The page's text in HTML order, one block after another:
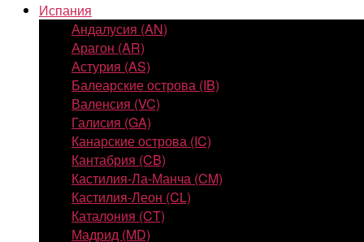
Испания
Андалусия (AN)
Арагон (AR)
Астурия (AS)
Балеарские острова (IB)
Валенсия (VC)
Галисия (GA)
Канарские острова (IC)
Кантабрия (CB)
Кастилия-Ла-Манча (CM)
Кастилия-Леон (CL)
Каталония (CT)
Мадрид (MD)